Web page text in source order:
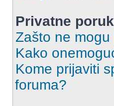
Privatne
Zašto ne
Kako
Kome prijaviti
foruma?